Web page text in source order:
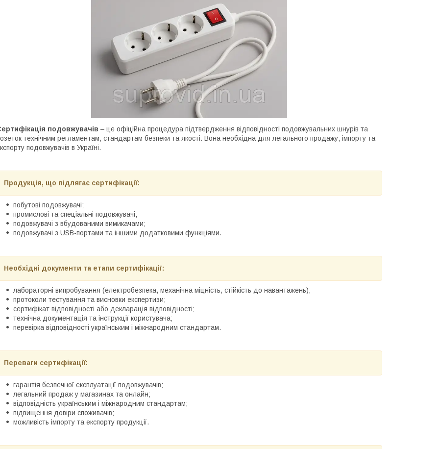
подовжувачів – це офіційна процедура підтвердження відповідності подовжувальних шнурів та
технічним регламентам, стандартам безпеки та якості. Вона необхідна для легального продажу, імпорту та
подовжувачів в Україні.
Продукція, що підлягає сертифікації:
побутові подовжувачі;
промислові та спеціальні подовжувачі;
подовжувачі з вбудованими вимикачами;
подовжувачі з USB-портами та іншими додатковими функціями.
Необхідні документи та етапи сертифікації:
лабораторні випробування (електробезпека, механічна міцність, стійкість до навантажень);
протоколи тестування та висновки експертизи;
сертифікат відповідності або декларація відповідності;
технічна документація та інструкції користувача;
перевірка відповідності українським і міжнародним стандартам.
Переваги сертифікації:
гарантія безпечної експлуатації подовжувачів;
легальний продаж у магазинах та онлайн;
відповідність українським і міжнародним стандартам;
підвищення довіри споживачів;
можливість імпорту та експорту продукції.